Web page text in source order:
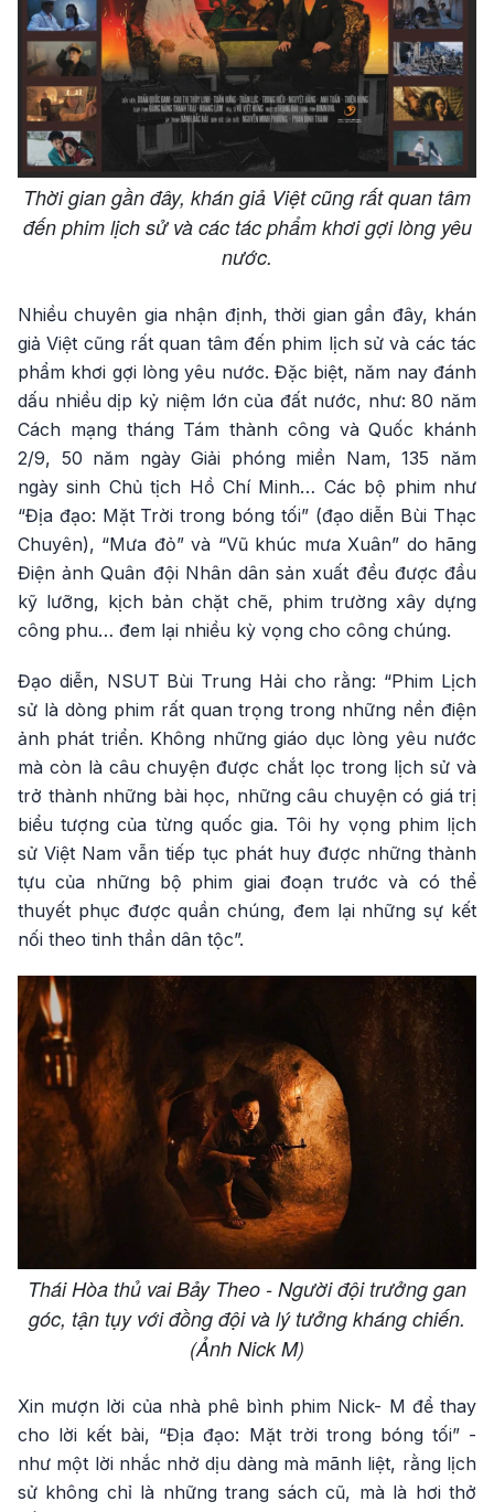
Thời gian gần đây, khán giả Việt cũng rất quan tâm
đến phim lịch sử và các tác phẩm khơi gợi lòng yêu
nước.
Nhiều chuyên gia nhận định, thời gian gần đây, khán
giả Việt cũng rất quan tâm đến phim lịch sử và các tác
phẩm khơi gợi lòng yêu nước. Đặc biệt, năm nay đánh
dấu nhiều dịp kỷ niệm lớn của đất nước, như: 80 năm
Cách mạng tháng Tám thành công và Quốc khánh
2/9, 50 năm ngày Giải phóng miền Nam, 135 năm
ngày sinh Chủ tịch Hồ Chí Minh… Các bộ phim như
“Địa đạo: Mặt Trời trong bóng tối” (đạo diễn Bùi Thạc
Chuyên), “Mưa đỏ” và “Vũ khúc mưa Xuân” do hãng
Điện ảnh Quân đội Nhân dân sản xuất đều được đầu
kỹ lưỡng, kịch bản chặt chẽ, phim trường xây dựng
công phu… đem lại nhiều kỳ vọng cho công chúng.
Đạo diễn, NSUT Bùi Trung Hải cho rằng: “Phim Lịch
sử là dòng phim rất quan trọng trong những nền điện
ảnh phát triển. Không những giáo dục lòng yêu nước
mà còn là câu chuyện được chắt lọc trong lịch sử và
trở thành những bài học, những câu chuyện có giá trị
biểu tượng của từng quốc gia. Tôi hy vọng phim lịch
sử Việt Nam vẫn tiếp tục phát huy được những thành
tựu của những bộ phim giai đoạn trước và có thể
thuyết phục được quần chúng, đem lại những sự kết
nối theo tinh thần dân tộc”.
Thái Hòa thủ vai Bảy Theo - Người đội trưởng gan
góc, tận tụy với đồng đội và lý tưởng kháng chiến.
(Ảnh Nick M)
Xin mượn lời của nhà phê bình phim Nick- M để thay
cho lời kết bài, “Địa đạo: Mặt trời trong bóng tối” -
như một lời nhắc nhở dịu dàng mà mãnh liệt, rằng lịch
sử không chỉ là những trang sách cũ, mà là hơi thở